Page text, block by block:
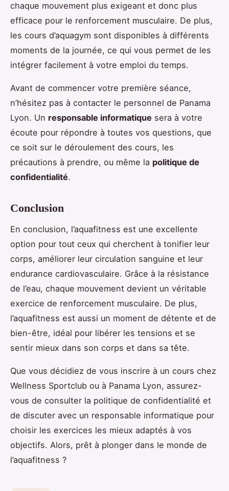
chaque mouvement plus exigeant et donc plus
efficace pour le renforcement musculaire. De plus,
les cours d’aquagym sont disponibles à différents
moments de la journée, ce qui vous permet de les
intégrer facilement à votre emploi du temps.
Avant de commencer votre première séance,
n’hésitez pas à contacter le personnel de Panama
Lyon. Un responsable informatique sera à votre
écoute pour répondre à toutes vos questions, que
ce soit sur le déroulement des cours, les
précautions à prendre, ou même la politique de
confidentialité.
Conclusion
En conclusion, l’aquafitness est une excellente
option pour tout ceux qui cherchent à tonifier leur
corps, améliorer leur circulation sanguine et leur
endurance cardiovasculaire. Grâce à la résistance
de l’eau, chaque mouvement devient un véritable
exercice de renforcement musculaire. De plus,
l’aquafitness est aussi un moment de détente et de
bien-être, idéal pour libérer les tensions et se
sentir mieux dans son corps et dans sa tête.
Que vous décidiez de vous inscrire à un cours chez
Wellness Sportclub ou à Panama Lyon, assurez-
vous de consulter la politique de confidentialité et
de discuter avec un responsable informatique pour
choisir les exercices les mieux adaptés à vos
objectifs. Alors, prêt à plonger dans le monde de
l’aquafitness ?